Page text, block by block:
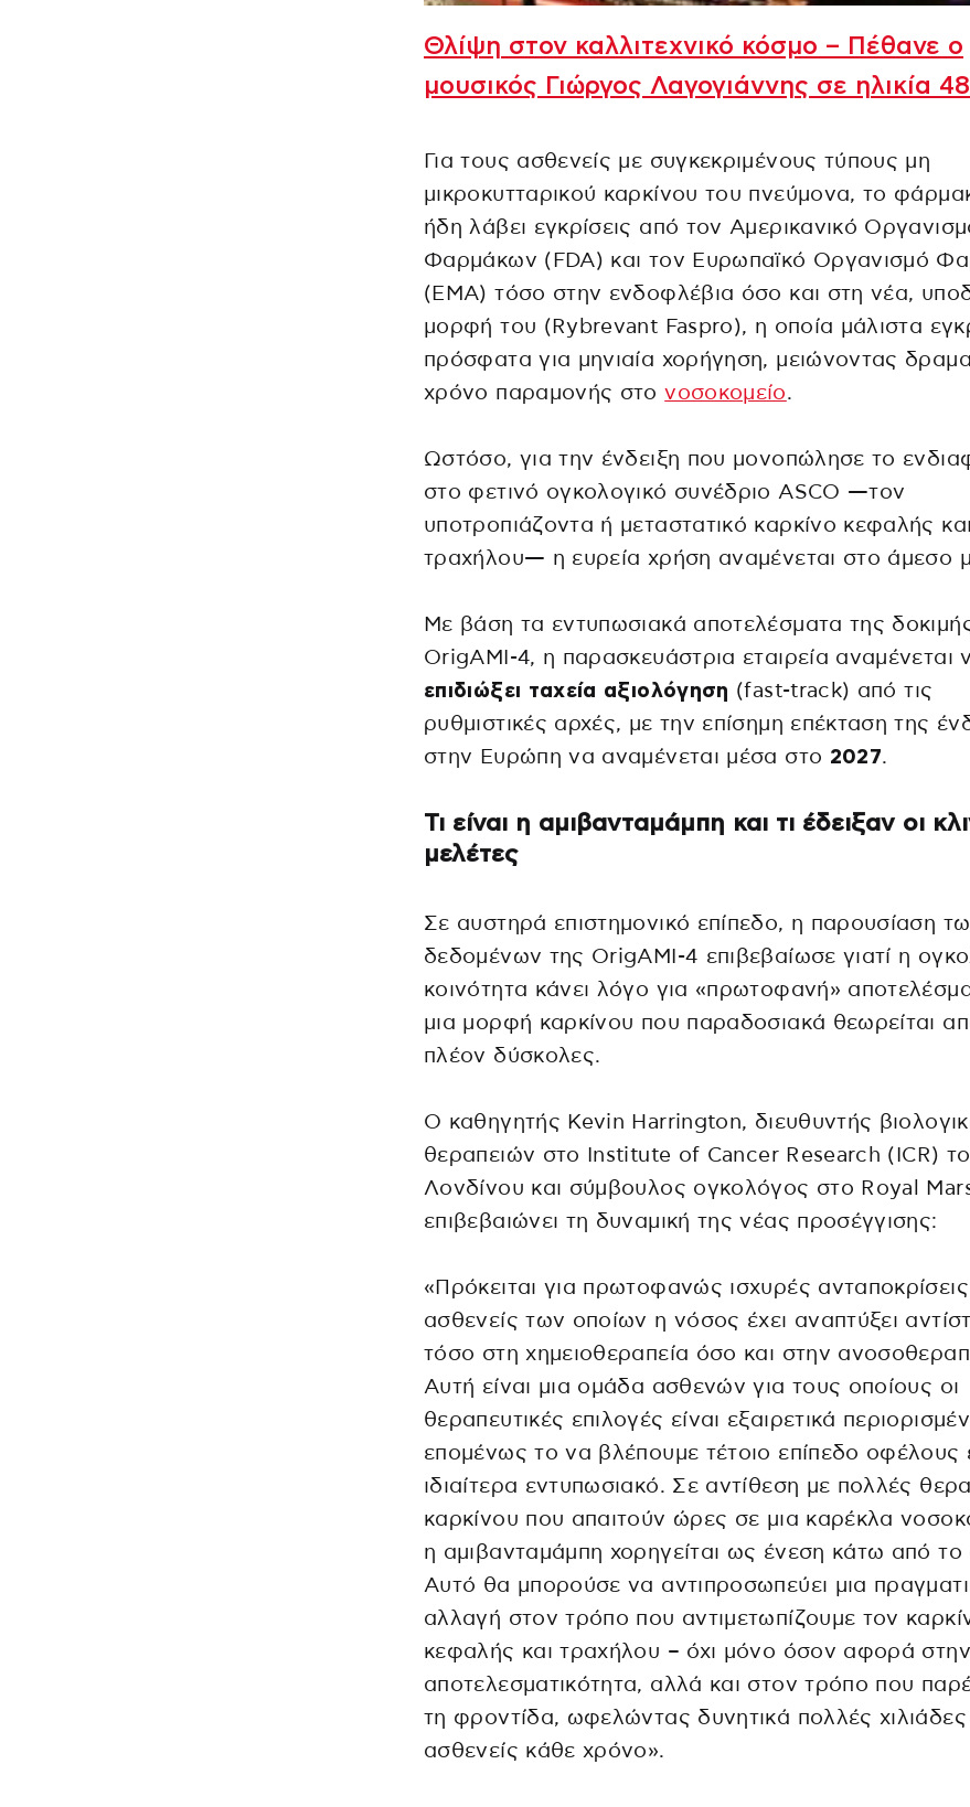
Θλίψη στον καλλιτεχνικό κόσμο – Πέθανε ο
μουσικός Γιώργος Λαγογιάννης σε ηλικία
Για τους ασθενείς με συγκεκριμένους τύπους μη
μικροκυτταρικού καρκίνου του πνεύμονα, το
ήδη λάβει εγκρίσεις από τον Αμερικανικό
Φαρμάκων (FDA) και τον Ευρωπαϊκό Οργανισμό
(EMA) τόσο στην ενδοφλέβια όσο και στη νέα,
μορφή του (Rybrevant Faspro), η οποία μάλιστα
πρόσφατα για μηνιαία χορήγηση, μειώνοντας
χρόνο παραμονής στονοσοκομείο.
Ωστόσο, για την ένδειξη που μονοπώλησε το
στο φετινό ογκολογικό συνέδριο ASCO —τον
υποτροπιάζοντα ή μεταστατικό καρκίνο κεφαλής και
τραχήλου— η ευρεία χρήση αναμένεται στο άμεσο
Με βάση τα εντυπωσιακά αποτελέσματα της
OrigAMI-4, η παρασκευάστρια εταιρεία αναμένεται
επιδιώξει ταχεία αξιολόγηση (fast-track) από τις
ρυθμιστικές αρχές, με την επίσημη επέκταση της
στην Ευρώπη να αναμένεται μέσα στο 2027.
Τι είναι η αμιβανταμάμπη και τι έδειξαν οι
μελέτες
Σε αυστηρά επιστημονικό επίπεδο, η παρουσίαση
δεδομένων της OrigAMI-4 επιβεβαίωσε γιατί η
κοινότητα κάνει λόγο για «πρωτοφανή»
μια μορφή καρκίνου που παραδοσιακά θεωρείται
πλέον δύσκολες.
Ο καθηγητής Kevin Harrington, διευθυντής
θεραπειών στο Institute of Cancer Research (ICR)
Λονδίνου και σύμβουλος ογκολόγος στο Royal
επιβεβαιώνει τη δυναμική της νέας προσέγγισης:
«Πρόκειται για πρωτοφανώς ισχυρές
ασθενείς των οποίων η νόσος έχει αναπτύξει
τόσο στη χημειοθεραπεία όσο και στην
Αυτή είναι μια ομάδα ασθενών για τους οποίους οι
θεραπευτικές επιλογές είναι εξαιρετικά
επομένως το να βλέπουμε τέτοιο επίπεδο οφέλους
ιδιαίτερα εντυπωσιακό. Σε αντίθεση με πολλές
καρκίνου που απαιτούν ώρες σε μια καρέκλα
η αμιβανταμάμπη χορηγείται ως ένεση κάτω από το
Αυτό θα μπορούσε να αντιπροσωπεύει μια
αλλαγή στον τρόπο που αντιμετωπίζουμε τον
κεφαλής και τραχήλου – όχι μόνο όσον αφορά στην
αποτελεσματικότητα, αλλά και στον τρόπο που
τη φροντίδα, ωφελώντας δυνητικά πολλές χιλιάδες
ασθενείς κάθε χρόνο».